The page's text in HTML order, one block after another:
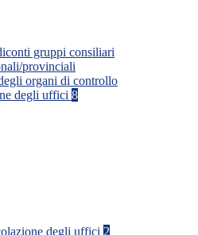
gruppi consiliari
provinciali
organi di controllo
degli uffici 8
degli uffici 2